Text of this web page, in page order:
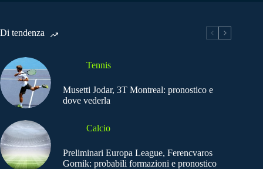
Di tendenza
Tennis
Musetti Jodar, 3T Montreal: pronostico e
dove vederla
Calcio
Preliminari Europa League, Ferencvaros
Gornik: probabili formazioni e pronostico